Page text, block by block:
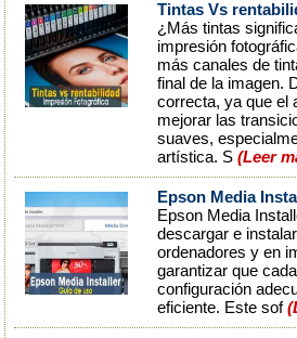
Tintas Vs
¿Más tintas
impresión
más canales de
final de la imagen.
correcta, ya que el
mejorar las
suaves,
artística. S (Leer
Epson Media
Epson Media
descargar e
ordenadores y en
garantizar que
configuración
eficiente. Este sof